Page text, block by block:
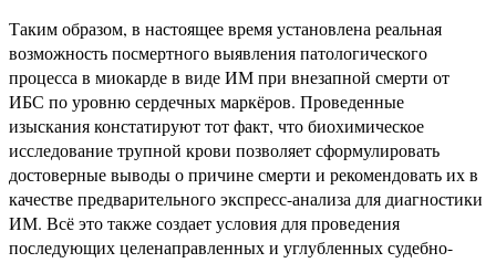
Таким образом, в настоящее время установлена реальная
возможность посмертного выявления патологического
процесса в миокарде в виде ИМ при внезапной смерти от
ИБС по уровню сердечных маркёров. Проведенные
изыскания констатируют тот факт, что биохимическое
исследование трупной крови позволяет сформулировать
достоверные выводы о причине смерти и рекомендовать их в
качестве предварительного экспресс-анализа для диагностики
ИМ. Всё это также создает условия для проведения
последующих целенаправленных и углубленных судебно-